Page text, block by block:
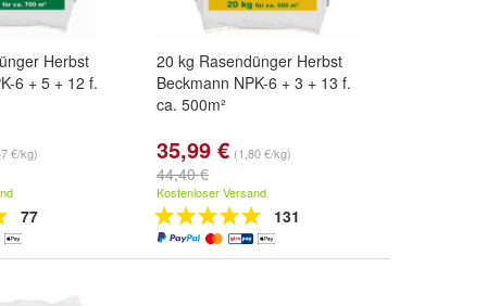
Herbst
6 + 5 + 12 f.
€/kg)
77
20 kg Rasendünger Herbst
Beckmann NPK-6 + 3 + 13 f.
ca. 500m²
35,99 € (1,80 €/kg)
44,40 €
Kostenloser Versand
131